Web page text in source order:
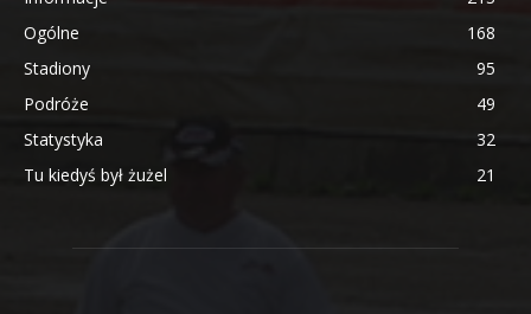
Ogólne
168
Stadiony
95
Podróże
49
Statystyka
32
Tu kiedyś był żużel
21